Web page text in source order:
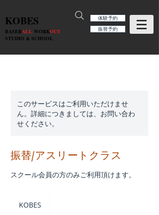
KOBES
BASEBALL WORKOUT
STUDIO & SCHOOL
体験予約
振替予約
このサービスはご利用いただけませ
ん。詳細につきましては、お問い合わ
せください。
振替/アスリートクラス
スクール会員の方のみご利用頂けます。
KOBES